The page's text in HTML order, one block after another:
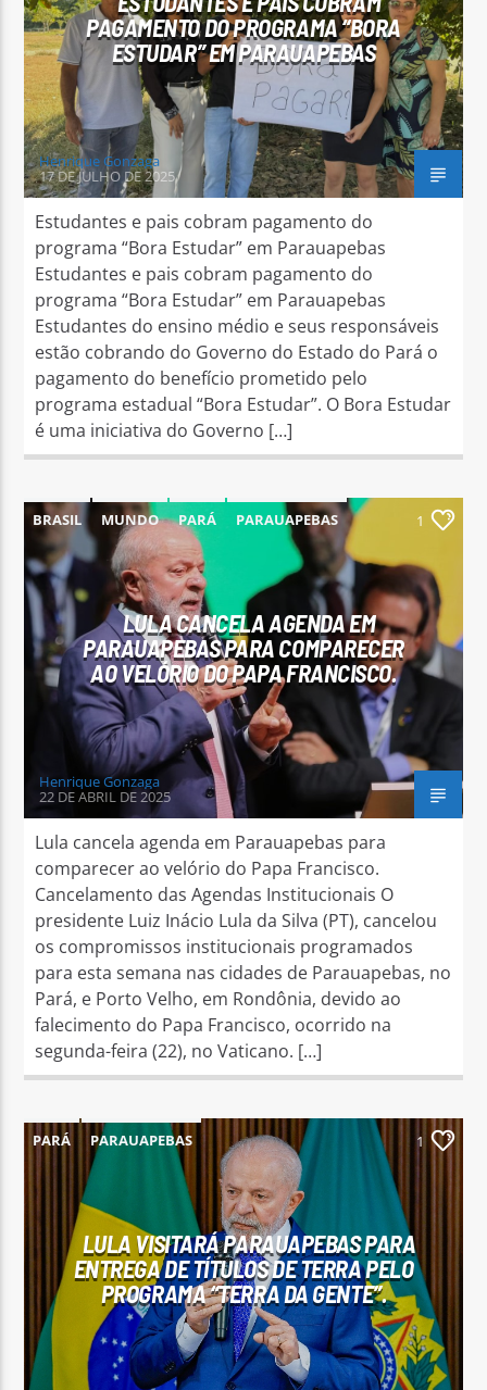
PAGAMENTO DO PROGRAMA “BORA
ESTUDAR” EM PARAUAPEBAS
Henrique Gonzaga
17 DE JULHO DE 2025
Estudantes e pais cobram pagamento do
programa “Bora Estudar” em Parauapebas
Estudantes e pais cobram pagamento do
programa “Bora Estudar” em Parauapebas
Estudantes do ensino médio e seus responsáveis
estão cobrando do Governo do Estado do Pará o
pagamento do benefício prometido pelo
programa estadual “Bora Estudar”. O Bora Estudar
é uma iniciativa do Governo […]
BRASIL MUNDO PARÁ PARAUAPEBAS 1
LULA CANCELA AGENDA EM
PARAUAPEBAS PARA COMPARECER
AO VELÓRIO DO PAPA FRANCISCO.
Henrique Gonzaga
22 DE ABRIL DE 2025
Lula cancela agenda em Parauapebas para
comparecer ao velório do Papa Francisco.
Cancelamento das Agendas Institucionais O
presidente Luiz Inácio Lula da Silva (PT), cancelou
os compromissos institucionais programados
para esta semana nas cidades de Parauapebas, no
Pará, e Porto Velho, em Rondônia, devido ao
falecimento do Papa Francisco, ocorrido na
segunda-feira (22), no Vaticano. […]
PARÁ PARAUAPEBAS 1
LULA VISITARÁ PARAUAPEBAS PARA
ENTREGA DE TÍTULOS DE TERRA PELO
PROGRAMA “TERRA DA GENTE”.